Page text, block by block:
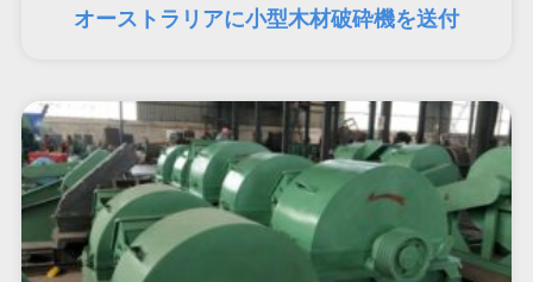
オーストラリアに小型木材破砕機を送付